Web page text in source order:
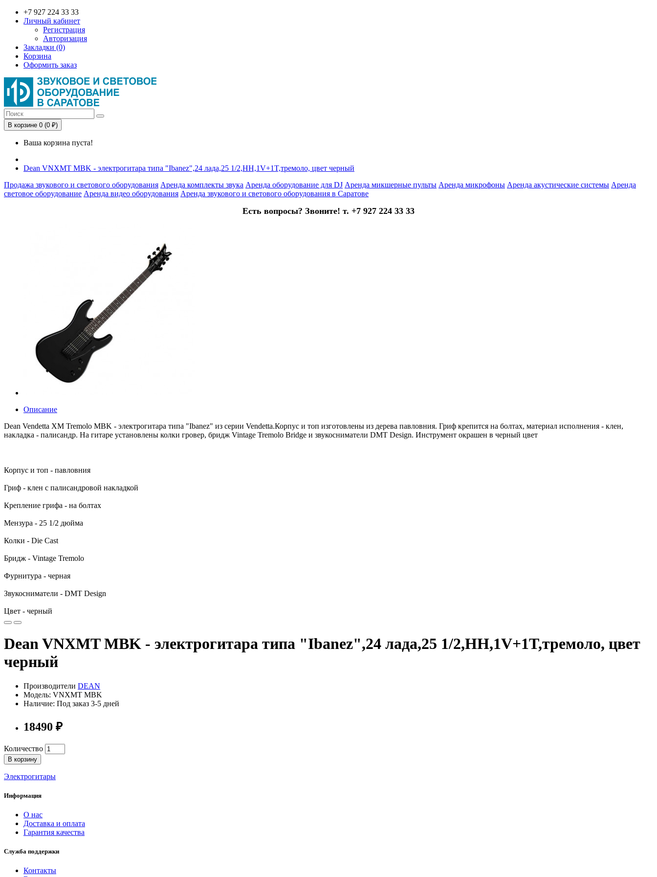
+7 927 224 33 33
Личный кабинет
Регистрация
Авторизация
Закладки (0)
Корзина
Оформить заказ
В корзине 0 (0 ₽)
Ваша корзина пуста!
Dean VNXMT MBK - электрогитара типа "Ibanez",24 лада,25 1/2,HH,1V+1T,тремоло, цвет черный
Продажа звукового и светового оборудования Аренда комплекты звука Аренда оборудование для DJ Аренда микшерные пульты Аренда микрофоны Аренда акустические системы Аренда
световое оборудование Аренда видео оборудования Аренда звукового и светового оборудования в Саратове
Есть вопросы? Звоните! т. +7 927 224 33 33
Описание
Dean Vendetta XM Tremolo MBK - электрогитара типа "Ibanez" из серии Vendetta.Корпус и топ изготовлены из дерева павловния. Гриф крепится на болтах, материал исполнения - клен,
накладка - палисандр. На гитаре установлены колки гровер, бридж Vintage Tremolo Bridge и звукосниматели DMT Design. Инструмент окрашен в черный цвет
Корпус и топ - павловния
Гриф - клен с палисандровой накладкой
Крепление грифа - на болтах
Мензура - 25 1/2 дюйма
Колки - Die Cast
Бридж - Vintage Tremolo
Фурнитура - черная
Звукосниматели - DMT Design
Цвет - черный
Dean VNXMT MBK - электрогитара типа "Ibanez",24 лада,25 1/2,HH,1V+1T,тремоло, цвет
черный
Производители DEAN
Модель: VNXMT MBK
Наличие: Под заказ 3-5 дней
18490 ₽
Количество
В корзину
Электрогитары
Информация
О нас
Доставка и оплата
Гарантия качества
Служба поддержки
Контакты